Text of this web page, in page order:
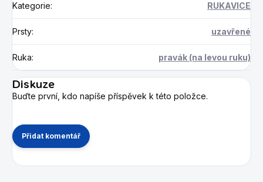
Kategorie: RUKAVICE
Prsty: uzavřené
Ruka: pravák (na levou ruku)
Diskuze
Buďte první, kdo napíše příspěvek k této položce.
Přidat komentář